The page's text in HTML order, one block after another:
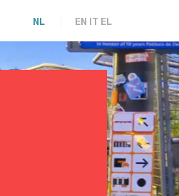
NL EN IT EL